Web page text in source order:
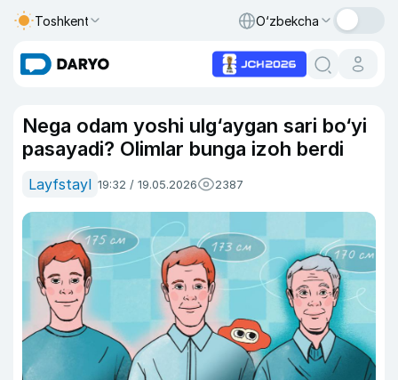
Toshkent O‘zbekcha
Nega odam yoshi ulg‘aygan sari bo‘yi
pasayadi? Olimlar bunga izoh berdi
Layfstayl 19:32 / 19.05.2026 2387